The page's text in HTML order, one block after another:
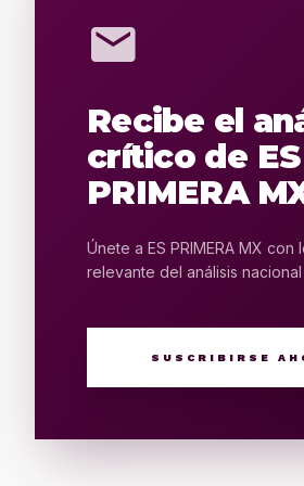
mail
Recibe el
crítico de ES
PRIMERA
Únete a ES PRIMERA MX con
relevante del análisis
SUSCRIBIRSE